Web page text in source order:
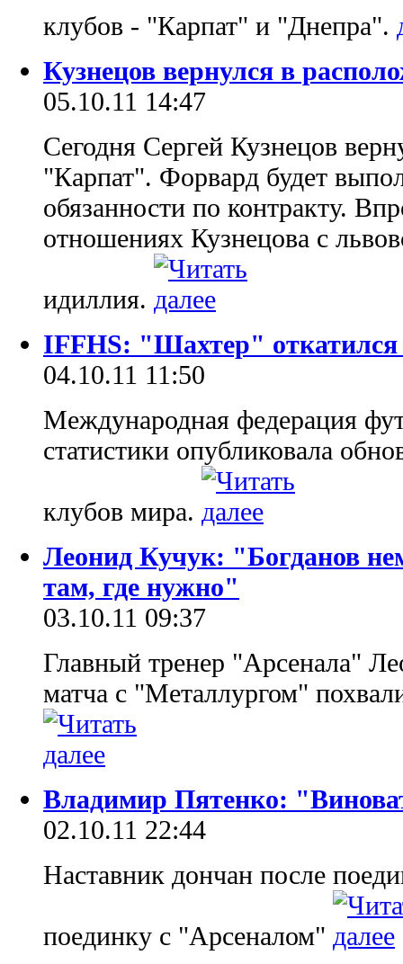
клубов - "Карпат" и "Днепра".
Кузнецов вернулся в
05.10.11 14:47
Сегодня Сергей Кузнецов
"Карпат". Форвард будет
обязанности по контракту.
отношениях Кузнецова с
идиллия.
IFFHS: "Шахтер" откатился
04.10.11 11:50
Международная федерация
статистики опубликовала
клубов мира.
Леонид Кучук: "Богданов
там, где нужно"
03.10.11 09:37
Главный тренер "Арсенала"
матча с "Металлургом"
Владимир Пятенко:
02.10.11 22:44
Наставник дончан после
поединку с "Арсеналом"